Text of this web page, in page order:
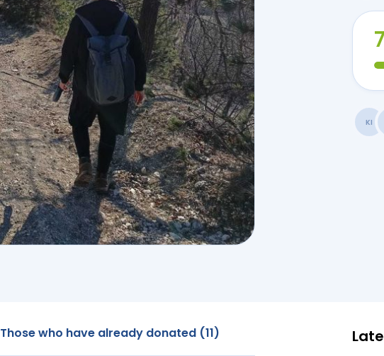
KI
Those who have already donated (11)